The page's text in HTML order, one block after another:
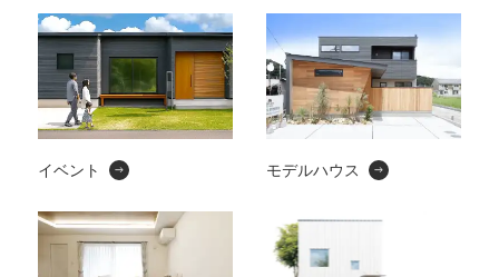
イベント モデルハウス